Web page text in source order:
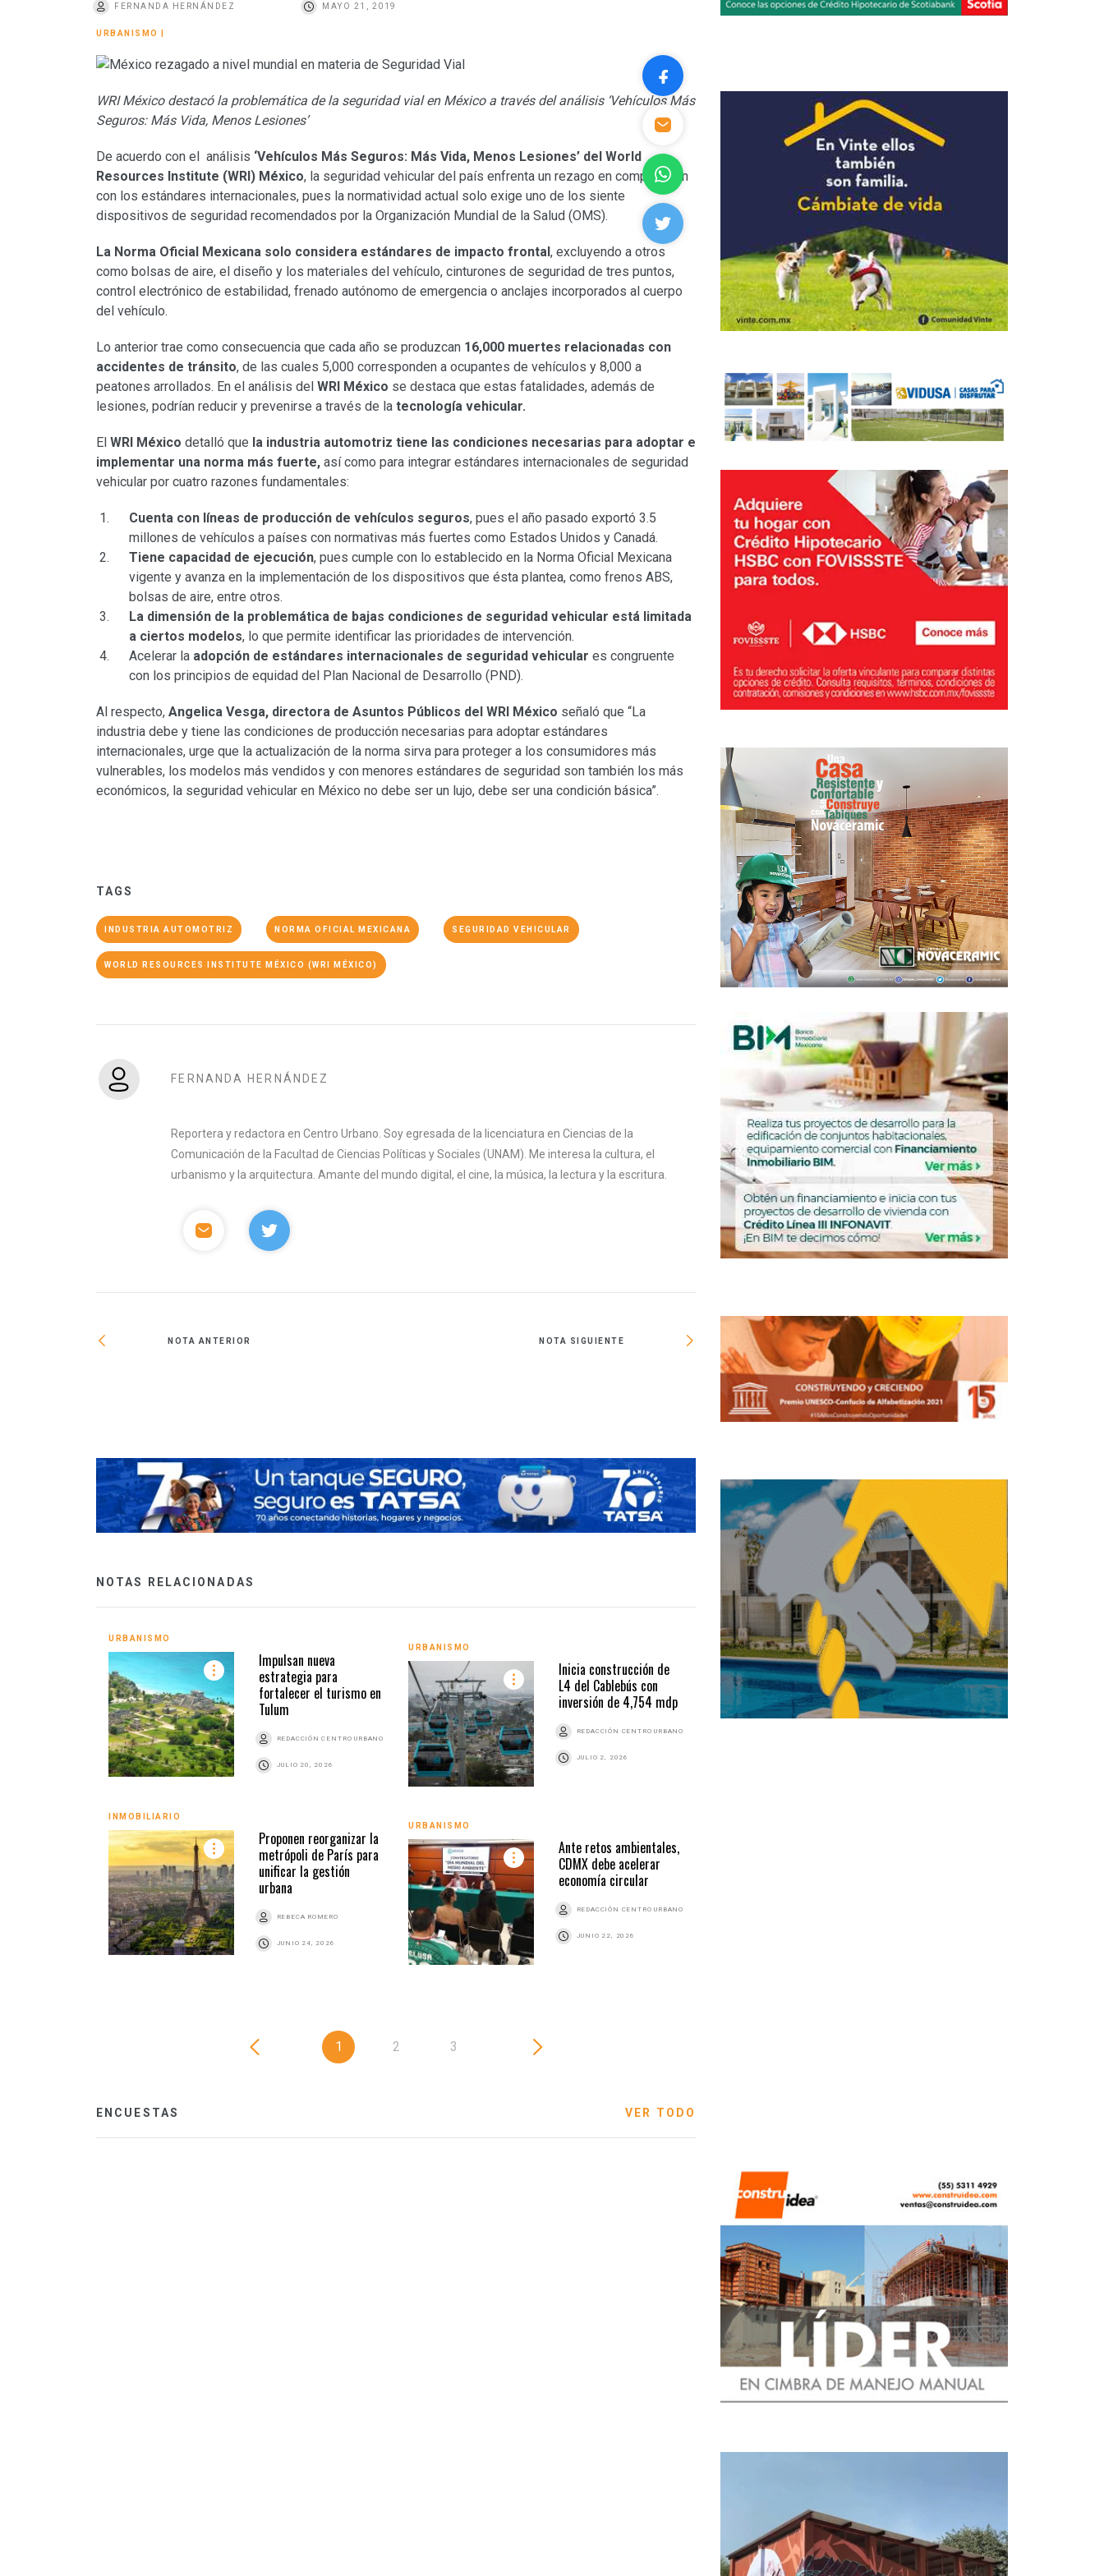
FERNANDA HERNÁNDEZ MAYO 21, 2019
URBANISMO
WRI México destacó la problemática de la seguridad vial en México a través del análisis ‘Vehículos Más
Seguros: Más Vida, Menos Lesiones’
De acuerdo con el análisis ‘Vehículos Más Seguros: Más Vida, Menos Lesiones’ del World
Resources Institute (WRI) México, la seguridad vehicular del país enfrenta un rezago en comparación
con los estándares internacionales, pues la normatividad actual solo exige uno de los siente
dispositivos de seguridad recomendados por la Organización Mundial de la Salud (OMS).
La Norma Oficial Mexicana solo considera estándares de impacto frontal , excluyendo a otros
como bolsas de aire, el diseño y los materiales del vehículo, cinturones de seguridad de tres puntos,
control electrónico de estabilidad, frenado autónomo de emergencia o anclajes incorporados al cuerpo
del vehículo.
Lo anterior trae como consecuencia que cada año se produzcan 16,000 muertes relacionadas con
accidentes de tránsito, de las cuales 5,000 corresponden a ocupantes de vehículos y 8,000 a
peatones arrollados. En el análisis del WRI México se destaca que estas fatalidades, además de
lesiones, podrían reducir y prevenirse a través de la tecnología vehicular.
El WRI México detalló que la industria automotriz tiene las condiciones necesarias para adoptar e
implementar una norma más fuerte, así como para integrar estándares internacionales de seguridad
vehicular por cuatro razones fundamentales:
Cuenta con líneas de producción de vehículos seguros, pues el año pasado exportó 3.5
millones de vehículos a países con normativas más fuertes como Estados Unidos y Canadá.
Tiene capacidad de ejecución, pues cumple con lo establecido en la Norma Oficial Mexicana
vigente y avanza en la implementación de los dispositivos que ésta plantea, como frenos ABS,
bolsas de aire, entre otros.
La dimensión de la problemática de bajas condiciones de seguridad vehicular está limitada
a ciertos modelos, lo que permite identificar las prioridades de intervención.
Acelerar la adopción de estándares internacionales de seguridad vehicular es congruente
con los principios de equidad del Plan Nacional de Desarrollo (PND).
Al respecto, Angelica Vesga, directora de Asuntos Públicos del WRI México señaló que “La
industria debe y tiene las condiciones de producción necesarias para adoptar estándares
internacionales, urge que la actualización de la norma sirva para proteger a los consumidores más
vulnerables, los modelos más vendidos y con menores estándares de seguridad son también los más
económicos, la seguridad vehicular en México no debe ser un lujo, debe ser una condición básica”.
TAGS
INDUSTRIA AUTOMOTRIZ NORMA OFICIAL MEXICANA SEGURIDAD VEHICULAR
WORLD RESOURCES INSTITUTE MÉXICO (WRI MÉXICO)
FERNANDA HERNÁNDEZ
Reportera y redactora en Centro Urbano. Soy egresada de la licenciatura en Ciencias de la
Comunicación de la Facultad de Ciencias Políticas y Sociales (UNAM). Me interesa la cultura, el
urbanismo y la arquitectura. Amante del mundo digital, el cine, la música, la lectura y la escritura.
NOTA ANTERIOR NOTA SIGUIENTE
Pasos para comprar una casa en Ciudad de
México
NOTAS RELACIONADAS
URBANISMO
Impulsan nueva
estrategia para
fortalecer el turismo en
Tulum
REDACCIÓN CENTRO URBANO
JULIO 20, 2026
URBANISMO
Inicia construcción de
L4 del Cablebús con
inversión de 4,754 mdp
REDACCIÓN CENTRO URBANO
JULIO 2, 2026
INMOBILIARIO
Proponen reorganizar la
metrópoli de París para
unificar la gestión
urbana
REBECA ROMERO
JUNIO 24, 2026
URBANISMO
Ante retos ambientales,
CDMX debe acelerar
economía circular
REDACCIÓN CENTRO URBANO
JUNIO 22, 2026
URBANISMO
CDMX inaugura ruta de
trolebús Chapultepec-
CU
1 2 3
ENCUESTAS VER TODO